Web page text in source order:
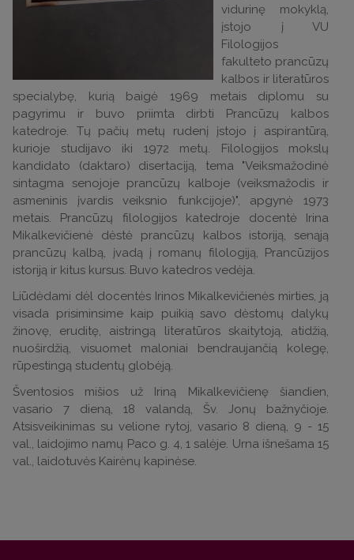
vidurinę mokyklą,
įstojo į VU
Filologijos
fakulteto prancūzų
kalbos ir literatūros
specialybę, kurią baigė 1969 metais diplomu su
pagyrimu ir buvo priimta dirbti Prancūzų kalbos
katedroje. Tų pačių metų rudenį įstojo į aspirantūrą,
kurioje studijavo iki 1972 metų. Filologijos mokslų
kandidato (daktaro) disertaciją, tema "Veiksmažodinė
sintagma senojoje prancūzų kalboje (veiksmažodis ir
asmeninis įvardis veiksnio funkcijoje)", apgynė 1973
metais. Prancūzų filologijos katedroje docentė Irina
Mikalkevičienė dėstė prancūzų kalbos istoriją, senąją
prancūzų kalbą, įvadą į romanų filologiją, Prancūzijos
istoriją ir kitus kursus. Buvo katedros vedėja.
Liūdėdami dėl docentės Irinos Mikalkevičienės mirties, ją
visada prisiminsime kaip puikią savo dėstomų dalykų
žinovę, eruditę, aistringą literatūros skaitytoją, atidžią,
nuoširdžią, visuomet maloniai bendraujančią kolegę,
rūpestingą studentų globėją.
Šventosios mišios už Iriną Mikalkevičienę šiandien,
vasario 7 dieną, 18 valandą, Šv. Jonų bažnyčioje.
Atsisveikinimas su velione rytoj, vasario 8 dieną, 9 - 15
val., laidojimo namų Paco g. 4, 1 salėje. Urna išnešama 15
val., laidotuvės Kairėnų kapinėse.